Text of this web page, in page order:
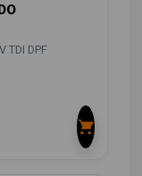
TDI DPF